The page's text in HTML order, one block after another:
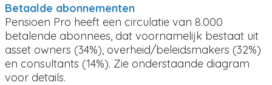
Betaalde abonnementen
Pensioen Pro heeft een circulatie van 8.000
betalende abonnees, dat voornamelijk bestaat uit
asset owners (34%), overheid/beleidsmakers (32%)
en consultants (14%). Zie onderstaande diagram
voor details.